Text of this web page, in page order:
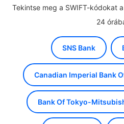
Tekintse meg a SWIFT-kódokat
24
SNS Bank
Canadian Imperial Bank
Bank Of Tokyo-